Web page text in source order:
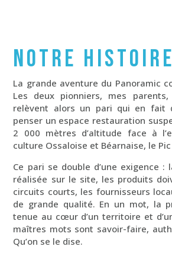
NOTRE HISTOIRE
La grande aventure du Panoramic
Les deux pionniers, mes
relèvent alors un pari qui en fait
penser un espace restauration
2 000 mètres d’altitude face à
culture Ossaloise et Béarnaise, le Pic
Ce pari se double d’une exigence
réalisée sur le site, les produits
circuits courts, les fournisseurs
de grande qualité. En un mot, la
tenue au cœur d’un territoire et
maîtres mots sont savoir-faire,
Qu’on se le dise.